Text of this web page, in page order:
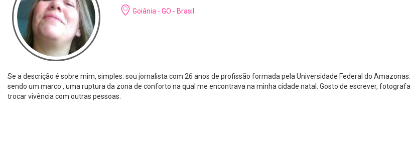
Goiânia - GO - Brasil
Se a descrição é sobre mim, simples: sou jornalista com 26 anos de profissão formada pela Universidade Federal do
sendo um marco , uma ruptura da zona de conforto na qual me encontrava na minha cidade natal. Gosto de escrever,
trocar vivência com outras pessoas.